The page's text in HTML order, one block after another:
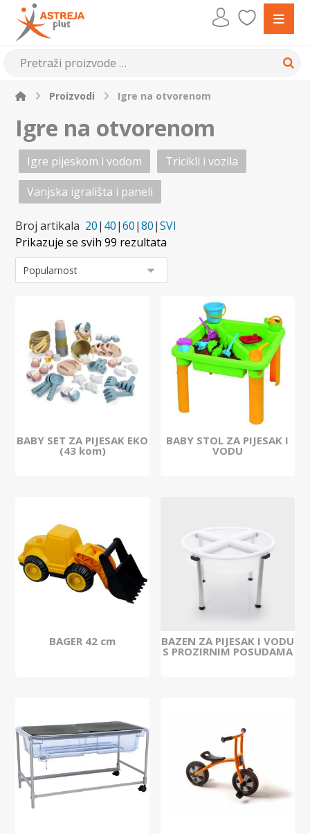
Proizvodi Igre na otvorenom
Igre na otvorenom
Igre pijeskom i vodom
Tricikli i vozila
Vanjska igrališta i paneli
Broj artikala 20| 40|60|80|SVI
Prikazuje se svih 99 rezultata
BABY SET ZA PIJESAK EKO
(43 kom)
BABY STOL ZA PIJESAK I
VODU
BAGER 42 cm BAZEN ZA PIJESAK I VODU
S PROZIRNIM POSUDAMA